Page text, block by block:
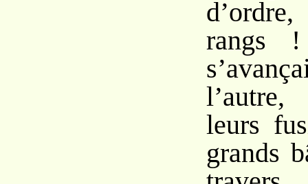
rangs
leurs
grands